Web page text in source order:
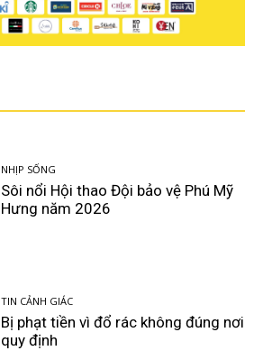
NHỊP SỐNG
Sôi nổi Hội thao Đội bảo vệ Phú Mỹ
Hưng năm 2026
TIN CẢNH GIÁC
Bị phạt tiền vì đổ rác không đúng nơi
quy định